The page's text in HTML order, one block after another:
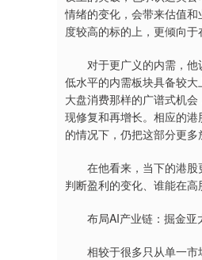
情绪的变化，会带来估值
度较高的标的上，更倾向于
对于更广义的内需，他
低水平的内需板块具备较
大盘消费那样的广谱式机
现修复和再增长。相应的
的情况下，仍把这部分更多
在他看来，当下的港股
判断盈利的变化、谁能在
布局AI产业链：掘金亚
相较于很多只从单一市